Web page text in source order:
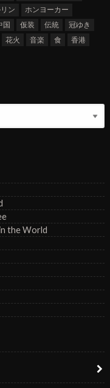
ン
ホンヨーカー
国 仮装 伝統
冠ゆき
花火 音楽 食 香港
the World